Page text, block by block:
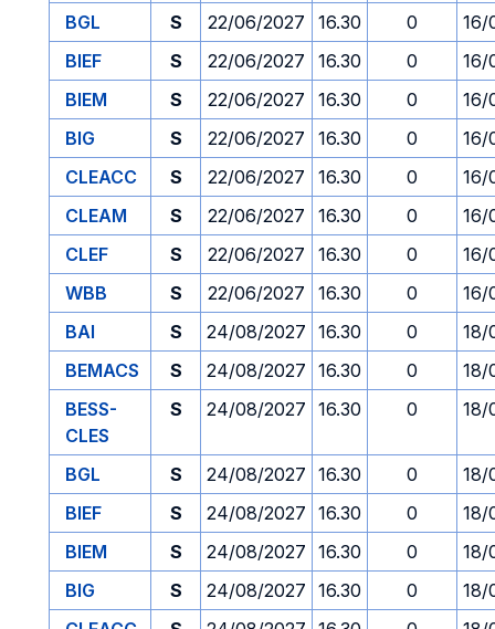
BGL S 22/06/2027 16.30 0
16/
BIEF
S 22/06/2027 16.30 0
16/
BIEM
S 22/06/2027 16.30 0
16/
BIG
S 22/06/2027 16.30 0
16/
CLEACC
S 22/06/2027 16.30 0
16/
CLEAM
S 22/06/2027 16.30 0
16/
CLEF
S 22/06/2027 16.30 0
16/
WBB
S 22/06/2027 16.30 0
16/
BAI
S 24/08/2027 16.30 0
18/
BEMACS
S 24/08/2027 16.30 0
18/
BESS-
CLES
S 24/08/2027 16.30 0 18/
BGL S 24/08/2027 16.30 0
18/
BIEF
S 24/08/2027 16.30 0
18/
BIEM
S 24/08/2027 16.30 0
18/
BIG
S 24/08/2027 16.30 0
18/